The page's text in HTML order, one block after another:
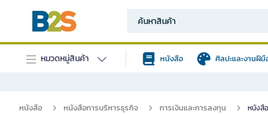
หมวดหมู่สินค้า หนังสือ ศิลปะและงานฝีมื
หนังสือ หนังสือการบริหารธุรกิจ การเงินและการลงทุน หนังสื